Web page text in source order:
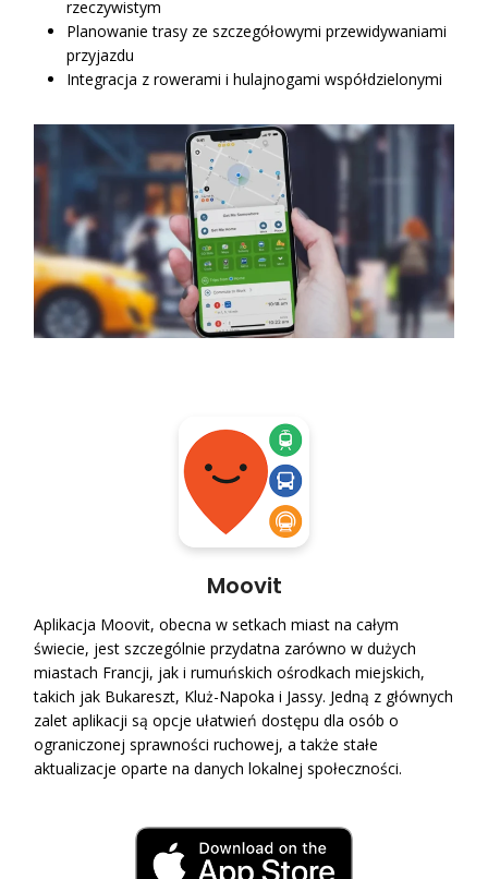
rzeczywistym
Planowanie trasy ze szczegółowymi przewidywaniami
przyjazdu
Integracja z rowerami i hulajnogami współdzielonymi
Moovit
Aplikacja Moovit, obecna w setkach miast na całym
świecie, jest szczególnie przydatna zarówno w dużych
miastach Francji, jak i rumuńskich ośrodkach miejskich,
takich jak Bukareszt, Kluż-Napoka i Jassy. Jedną z głównych
zalet aplikacji są opcje ułatwień dostępu dla osób o
ograniczonej sprawności ruchowej, a także stałe
aktualizacje oparte na danych lokalnej społeczności.